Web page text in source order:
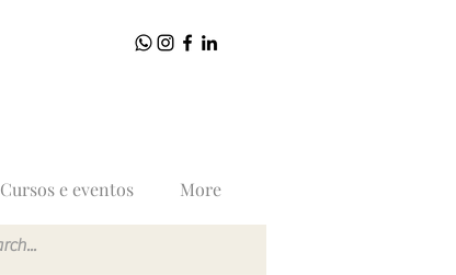
Cursos e eventos More